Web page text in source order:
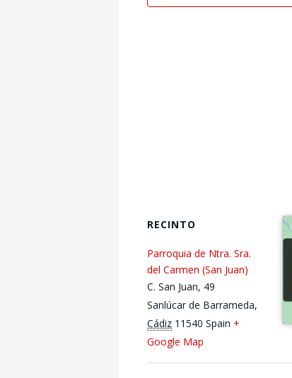
RECINTO
Parroquia de Ntra. Sra.
del Carmen (San Juan)
C. San Juan, 49
Sanlúcar de Barrameda,
Cádiz 11540 Spain +
Google Map